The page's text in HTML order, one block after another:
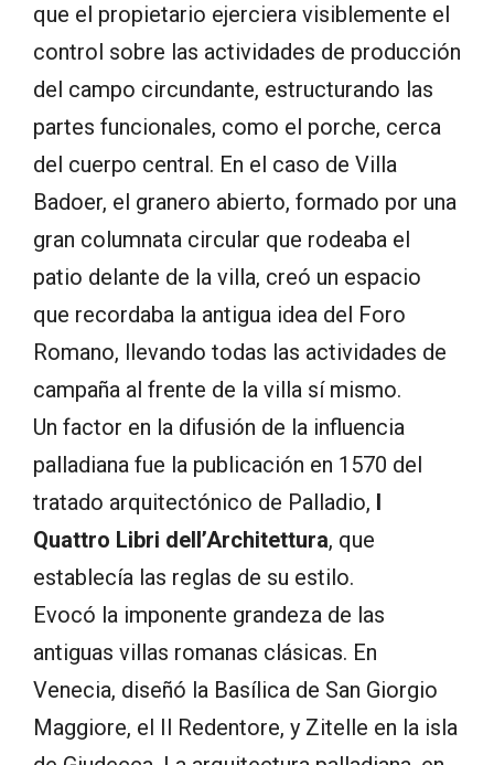
que el propietario ejerciera visiblemente el
control sobre las actividades de producción
del campo circundante, estructurando las
partes funcionales, como el porche, cerca
del cuerpo central. En el caso de Villa
Badoer, el granero abierto, formado por una
gran columnata circular que rodeaba el
patio delante de la villa, creó un espacio
que recordaba la antigua idea del Foro
Romano, llevando todas las actividades de
campaña al frente de la villa sí mismo.
Un factor en la difusión de la influencia
palladiana fue la publicación en 1570 del
tratado arquitectónico de Palladio,
Quattro Libri dell’Architettura, que
establecía las reglas de su estilo.
Evocó la imponente grandeza de las
antiguas villas romanas clásicas. En
Venecia, diseñó la Basílica de San Giorgio
Maggiore, el Il Redentore, y Zitelle en la isla